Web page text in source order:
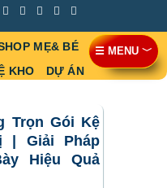
MẸ& BÉ
KHO DỰ ÁN
Trọn Gói Kệ
| Giải Pháp
Hiệu Quả
☰ MENU ﹀